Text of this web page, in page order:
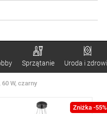
Sprzątanie Uroda i
W, czarny
Zniżka -55%